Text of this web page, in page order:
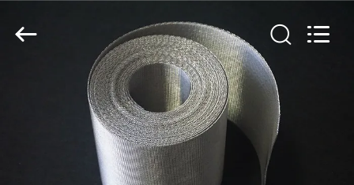
MAISON
PRODUITS
Mesh